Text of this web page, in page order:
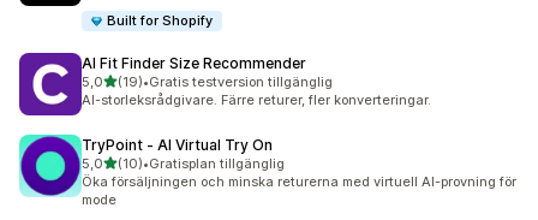
Built for Shopify
AI Fit Finder Size Recommender
5,0av 5 stjärnor
(19)
19 recensioner totalt
•Gratis testversion tillgänglig
AI-storleksrådgivare. Färre returer, fler konverteringar.
TryPoint ‑ AI Virtual Try On
5,0av 5 stjärnor
(10)
10 recensioner totalt
•Gratisplan tillgänglig
Öka försäljningen och minska returerna med virtuell AI-provning för
mode